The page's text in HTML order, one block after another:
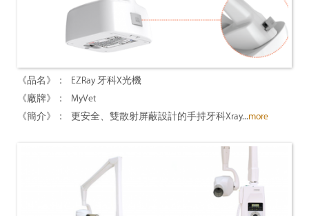
EZRay 牙科X光機
MyVet
更安全、雙散射屏蔽設計的手持牙科Xray...more